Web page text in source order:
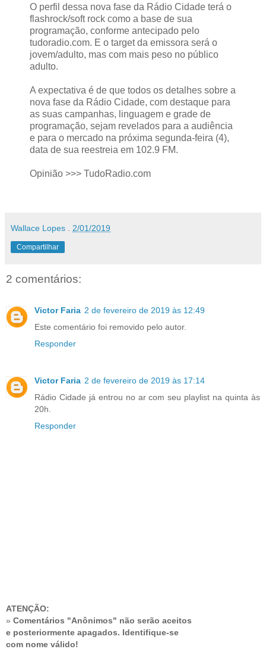
O perfil dessa nova fase da Rádio Cidade terá o
flashrock/soft rock como a base de sua
programação, conforme antecipado pelo
tudoradio.com. E o target da emissora será o
jovem/adulto, mas com mais peso no público
adulto.
A expectativa é de que todos os detalhes sobre a
nova fase da Rádio Cidade, com destaque para
as suas campanhas, linguagem e grade de
programação, sejam revelados para a audiência
e para o mercado na próxima segunda-feira (4),
data de sua reestreia em 102.9 FM.
Opinião >>> TudoRadio.com
Wallace Lopes . 2/01/2019
Compartilhar
2 comentários:
Victor Faria 2 de fevereiro de 2019 às 12:49
Este comentário foi removido pelo autor.
Responder
Victor Faria 2 de fevereiro de 2019 às 17:14
Rádio Cidade já entrou no ar com seu playlist na quinta às
20h.
Responder
ATENÇÃO:
» Comentários "Anônimos" não serão aceitos
e posteriormente apagados. Identifique-se
com nome válido!